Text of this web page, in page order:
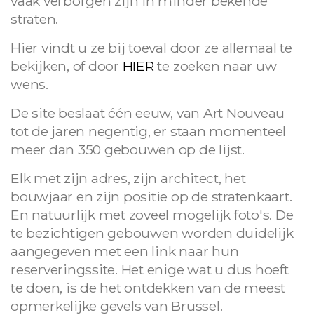
straten.
Hier vindt u ze bij toeval door ze allemaal te
bekijken, of door HIER te zoeken naar uw
wens.
De site beslaat één eeuw, van Art Nouveau
tot de jaren negentig, er staan ​​momenteel
meer dan 350 gebouwen op de lijst.
Elk met zijn adres, zijn architect, het
bouwjaar en zijn positie op de stratenkaart.
En natuurlijk met zoveel mogelijk foto's. De
te bezichtigen gebouwen worden duidelijk
aangegeven met een link naar hun
reserveringssite. Het enige wat u dus hoeft
te doen, is de het ontdekken van de meest
opmerkelijke gevels van Brussel.